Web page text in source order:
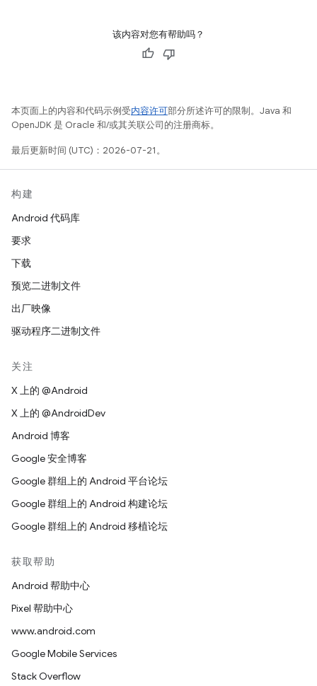
该内容对您有帮助吗？
本页面上的内容和代码示例受内容许可部分所述许可的限制。Java 和
OpenJDK 是 Oracle 和/或其关联公司的注册商标。
最后更新时间 (UTC)：2026-07-21。
构建
Android 代码库
要求
下载
预览二进制文件
出厂映像
驱动程序二进制文件
关注
X 上的 @Android
X 上的 @AndroidDev
Android 博客
Google 安全博客
Google 群组上的 Android 平台论坛
Google 群组上的 Android 构建论坛
Google 群组上的 Android 移植论坛
获取帮助
Android 帮助中心
Pixel 帮助中心
www.android.com
Google Mobile Services
Stack Overflow